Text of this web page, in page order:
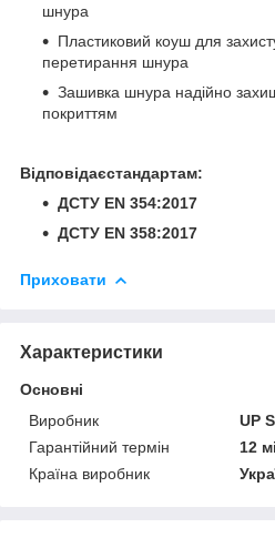
шнура
Пластиковий коуш для
перетирання шнура
Зашивка шнура надійно
покриттям
Відповідаєстандартам:
ДСТУ EN 354:2017
ДСТУ EN 358:2017
Приховати
Характеристики
Основні
Виробник
UP
Гарантійний термін
12
Країна виробник